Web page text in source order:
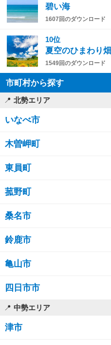
碧い海
1607回のダウンロード
10位
夏空のひまわり畑
1549回のダウンロード
市町村から探す
北勢エリア
いなべ市
木曽岬町
東員町
菰野町
桑名市
鈴鹿市
亀山市
四日市市
中勢エリア
津市